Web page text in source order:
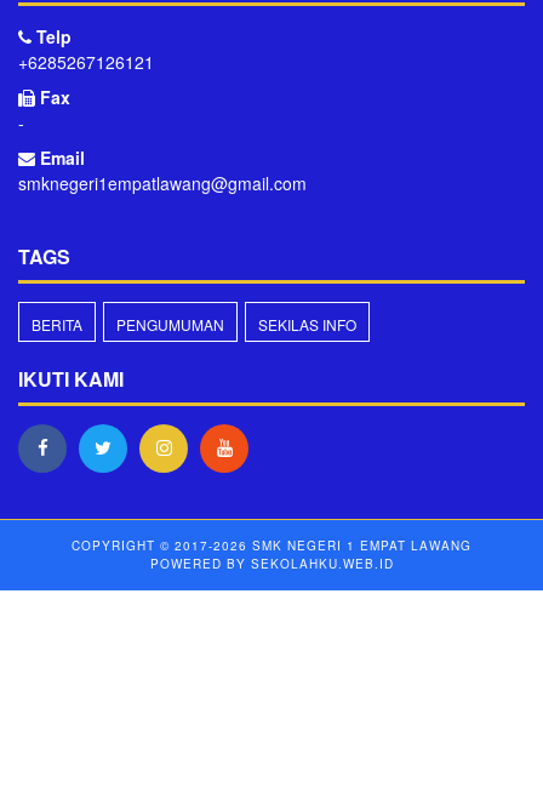
Telp
+6285267126121
Fax
-
Email
smknegeri1empatlawang@gmail.com
TAGS
BERITA PENGUMUMAN SEKILAS INFO
IKUTI KAMI
COPYRIGHT © 2017-2026 SMK NEGERI 1 EMPAT LAWANG
POWERED BY SEKOLAHKU.WEB.ID